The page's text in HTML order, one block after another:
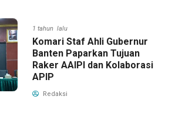
1 tahun lalu
Komari Staf Ahli Gubernur
Banten Paparkan Tujuan
Raker AAIPI dan Kolaborasi
APIP
Redaksi